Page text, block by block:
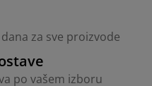
za sve proizvode
po vašem izboru